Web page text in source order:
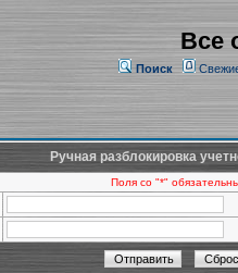
Все
Поиск
Ручная разблокировка
Поля со "*"